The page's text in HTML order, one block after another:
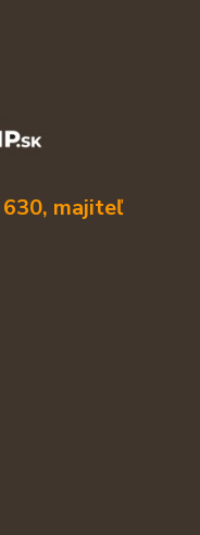
majiteľ